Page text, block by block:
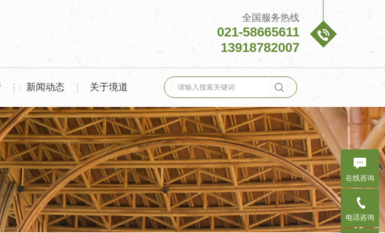
全国服务热线
021-58665611
13918782007

新闻动态 关于境道 

在线咨询

电话咨询